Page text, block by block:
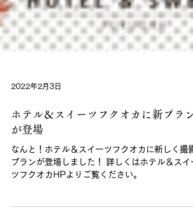
2022年2月3日
が登場